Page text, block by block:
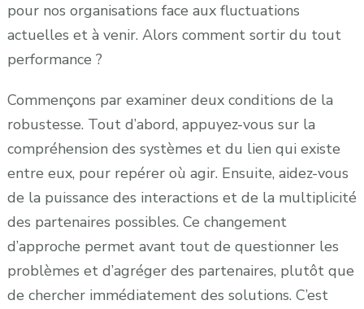
pour nos organisations face aux fluctuations
actuelles et à venir. Alors comment sortir du tout
performance ?
Commençons par examiner deux conditions de la
robustesse. Tout d’abord, appuyez-vous sur la
compréhension des systèmes et du lien qui existe
entre eux, pour repérer où agir. Ensuite, aidez-vous
de la puissance des interactions et de la multiplicité
des partenaires possibles. Ce changement
d’approche permet avant tout de questionner les
problèmes et d’agréger des partenaires, plutôt que
de chercher immédiatement des solutions. C’est